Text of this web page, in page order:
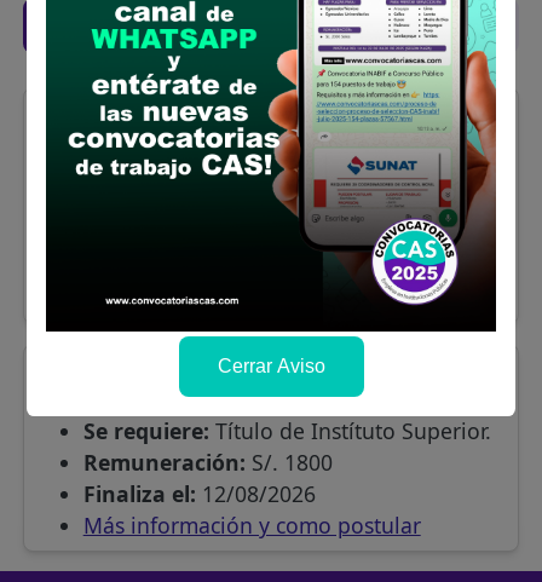
Lista de empleos CAS vigentes:
Tacna
AUXILIAR ASISTENCIAL -
NUTRICIÓN
Secundaria Completa
S/. 1650
12/08/2026
Más información y como postular
TECNICO DE ENFERMERIA
Se requiere: Título de Instítuto Superior.
Remuneración: S/. 1800
Finaliza el: 12/08/2026
Más información y como postular
Cerrar Aviso